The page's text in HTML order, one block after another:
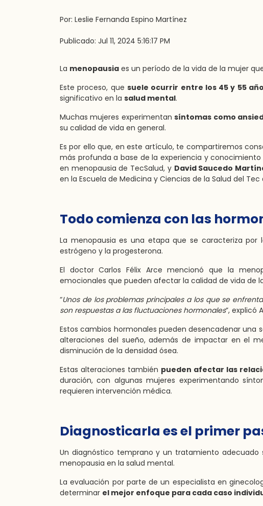
Por: Leslie Fernanda Espino Martínez
Publicado: Jul 11, 2024 5:16:17 PM
La menopausia es un período de la vida de la mujer
Este proceso, que suele ocurrir entre los 45 y 55
significativo en la salud mental.
Muchas mujeres experimentansíntomas como
su calidad de vida en general.
Es por ello que, en este artículo, te compartiremos
más profunda a base de la experiencia y
en menopausia de TecSalud, y David Saucedo
en la Escuela de Medicina y Ciencias de la Salud del Tec
Todo comienza con las
La menopausia es una etapa que se caracteriza por
estrógeno y la progesterona.
El doctorCarlos Félix Arce mencionó que la
emocionales que pueden afectar la calidad de vida de
“Unos de los problemas principales a los que se
son respuestas a las fluctuaciones hormonales”, explicó
Estos cambios hormonales pueden desencadenar
alteraciones del sueño, además de impactar en el
disminución de la densidad ósea.
Estas alteraciones también pueden afectar las
duración, con algunas mujeres experimentando
requieren intervención médica.
Diagnosticarla es el primer
Un diagnóstico temprano y un tratamiento
menopausia en la salud mental.
La evaluación por parte de un especialista en
determinar el mejor enfoque para cada caso